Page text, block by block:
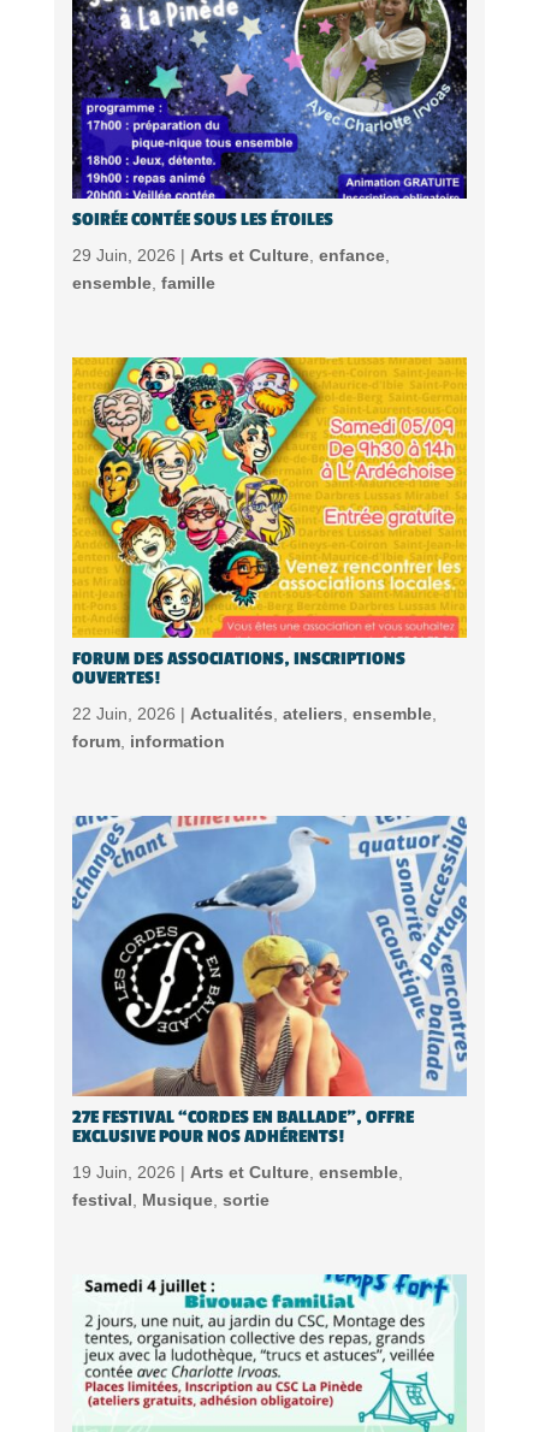
SOIRÉE CONTÉE SOUS LES ÉTOILES
29 Juin, 2026 | Arts et Culture, enfance,
ensemble, famille
FORUM DES ASSOCIATIONS, INSCRIPTIONS
OUVERTES!
22 Juin, 2026 | Actualités ateliers ensemble,
forum, information
27E FESTIVAL “CORDES EN BALLADE”, OFFRE
EXCLUSIVE POUR NOS ADHÉRENTS!
19 Juin, 2026 | Arts et Culture, ensemble,
festival
Musique, sortie